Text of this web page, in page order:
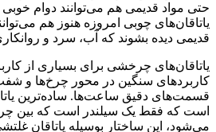
حتی مواد قدیمی هم می‌توانند دوام خوبی
یاتاقان‌های چوبی امروزه هنوز هم
قدیمی دیده بشوند که آب، سرد و
یاتاقان‌های چرخشی برای بسیاری از
کاربردهای سنگین در محور چرخ‌ها و
قسمت‌های دقیق ساعت‌ها. ساده‌ترین
است که فقط یک سیلندر است که بین
می‌شود، این ساختار بوسیله یاتاقان